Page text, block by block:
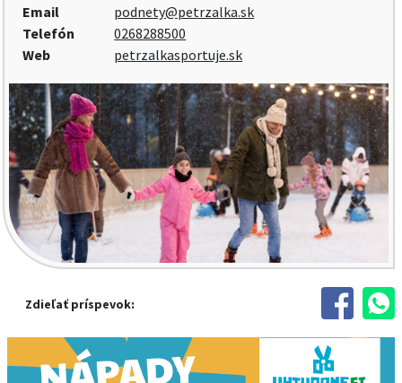
Email
podnety@petrzalka.sk
Telefón
0268288500
Web
petrzalkasportuje.sk
Zdieľať príspevok: